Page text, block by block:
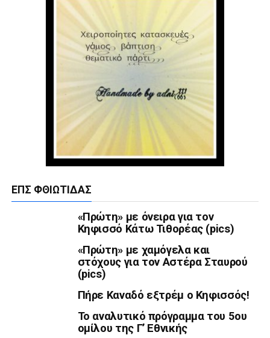
ΕΠΣ ΦΘΙΏΤΙΔΑΣ
«Πρώτη» με όνειρα για τον
Κηφισσό Κάτω Τιθορέας (pics)
«Πρώτη» με χαμόγελα και
στόχους για τον Αστέρα Σταυρού
(pics)
Πήρε Καναδό εξτρέμ ο Κηφισσός!
Το αναλυτικό πρόγραμμα του 5ου
ομίλου της Γ’ Εθνικής